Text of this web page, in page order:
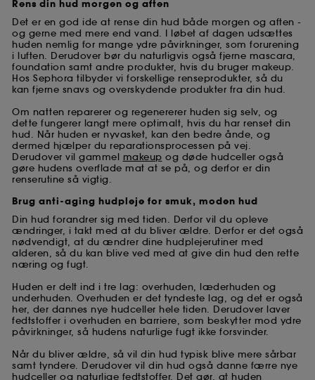
Rens din hud morgen og aften
Det er en god ide at rense din hud både morgen og aften -
og gerne med mere end vand. I løbet af dagen udsættes
huden nemlig for mange ydre påvirkninger, som forurening
i luften. Derudover bør du naturligvis også fjerne mascara,
foundation samt andre produkter, hvis du bruger makeup.
Hos Sephora tilbyder vi forskellige renseprodukter, så du
kan fjerne snavs og overskydende produkter fra din hud.
Om natten reparerer og regenererer huden sig selv, og
dette fungerer langt mere optimalt, hvis du har renset din
hud. Når huden er nyvasket, kan den bedre ånde, og
dermed hjælper du reparationsprocessen på vej.
Derudover vil gammel makeup og døde hudceller også
gøre hudens overflade mat at se på, og derfor er din
renserutine så vigtig.
Brug anti-aging hudpleje for smuk, moden hud
Din hud forandrer sig med tiden. Derfor vil du opleve
ændringer, i takt med at du bliver ældre. Derfor er det også
nødvendigt, at du ændrer dine hudplejerutiner med
alderen, så du kan blive ved med at give din hud den rette
næring og fugt.
Huden er delt ind i tre lag: overhuden, læderhuden og
underhuden. Overhuden er det tyndeste lag, og det er også
her, der dannes nye hudceller hele tiden. Derudover laver
fedtstoffer i overhuden en barriere, som beskytter mod ydre
påvirkninger, så hudens naturlige fugt ikke forsvinder.
Når du bliver ældre, så vil din hud typisk blive mere sårbar
samt tyndere. Derudover vil din hud også danne færre nye
hudceller og naturlige fedtstoffer. Det gør, at huden